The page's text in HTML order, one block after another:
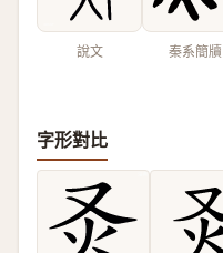
說文 秦系簡牘
字形對比